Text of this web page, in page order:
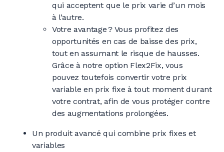
qui acceptent que le prix varie d’un mois
à l’autre.
Votre avantage ? Vous profitez des
opportunités en cas de baisse des prix,
tout en assumant le risque de hausses.
Grâce à notre option Flex2Fix, vous
pouvez toutefois convertir votre prix
variable en prix fixe à tout moment durant
votre contrat, afin de vous protéger contre
des augmentations prolongées.
Un produit avancé qui combine prix fixes et
variables